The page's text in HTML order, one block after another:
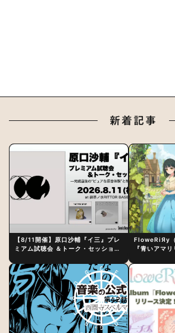
新着記事
【8/11開催】原口沙輔『イ三』プレ
ミアム試聴会 ＆トーク・セッション
制作秘話
FloweRiЯy（
『青いアマ